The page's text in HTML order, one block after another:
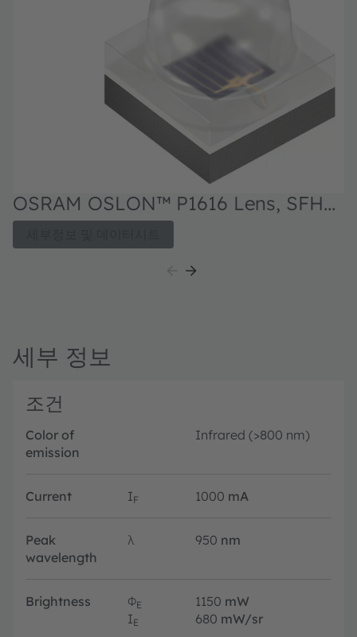
OSRAM OSLON™ P1616 Lens, SFH
4181BS
세부 정보
조건
Color of
emission
Infrared (>800 nm)
Current IF 1000 mA
Peak
wavelength
λ 950 nm
Brightness ΦE 1150 mW
IE 680 mW/sr